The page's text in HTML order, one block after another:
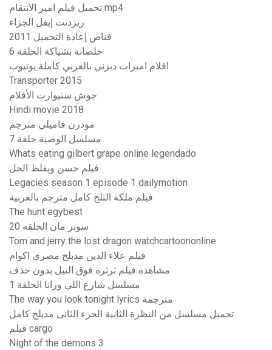
تحميل فيلم امير الانتقام mp4
ريزدنت إيفل الجزاء
قناص إعادة التحميل 2011
خلصانة بشياكة الحلقة 6
افلام اميرات ديزني بالعربي كاملة يوتيوب
Transporter 2015
جوش ستيوارت الأفلام
Hindi movie 2018
مودرن فاميلي مترجم
مسلسل الوصية حلقة 7
Whats eating gilbert grape online legendado
فيلم حسن وبقلظ الحل
Legacies season 1 episode 1 dailymotion
فيلم ملكة الثلج كامل مترجم بالعربية
The hunt egybest
سوبر مان الحلقه 20
Tom and jerry the lost dragon watchcartoononline
فيلم علاء الدين مدبلج مصري اكوام
مشاهدة فيلم ثرثرة فوق النيل بدون حذف
مسلسل شارع اللي ورانا الحلقة 1
The way you look tonight lyrics مترجمة
تحميل مسلسل من النظرة الثانية الجزء الثانى مدبلج كامل
فيلم cargo
Night of the demons 3